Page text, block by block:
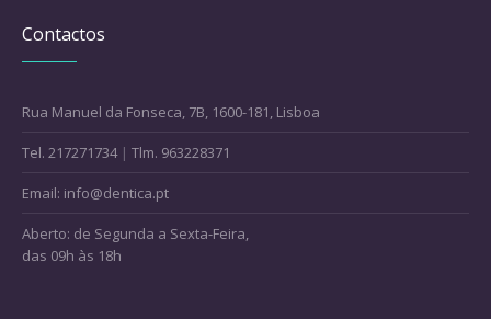
Contactos
Rua Manuel da Fonseca, 7B, 1600-181, Lisboa
Tel. 217271734 |Tlm. 963228371
Email: info@dentica.pt
Aberto: de Segunda a Sexta-Feira,
das 09h às 18h